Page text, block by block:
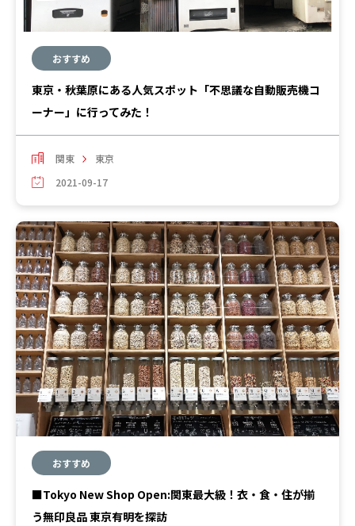
おすすめ
東京・秋葉原にある人気スポット「不思議な自動販売機コ
ーナー」に行ってみた！
関東
東京
2021-09-17
おすすめ
■Tokyo New Shop Open:関東最大級！衣・食・住が揃
う無印良品 東京有明を探訪